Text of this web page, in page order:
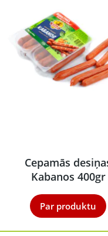
Cepamās
Kabanos 400gr
Par produktu